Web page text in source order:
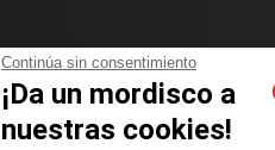
Continúa sin consentimiento
¡Da un mordisco a
nuestras cookies!